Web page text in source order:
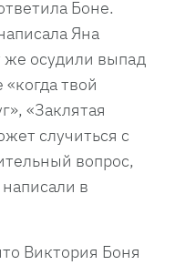
Боне.
Яна
же осудили выпад
твой
«Заклятая
случиться с
вопрос,
в
Виктория Боня